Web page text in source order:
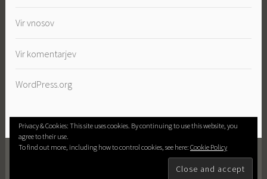
Vir vnosov
Vir komentarjev
WordPress.org
PROUDLY POWERED BY WORDPRESS | THEME:
AUTOMATTIC.
Privacy & Cookies: This site uses cookies. By continuing to use this website, you
agree to their use.
To find out more, including how to control cookies, see here: Cookie Policy